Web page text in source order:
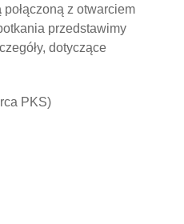
połączoną z otwarciem
przedstawimy
dotyczące
PKS)